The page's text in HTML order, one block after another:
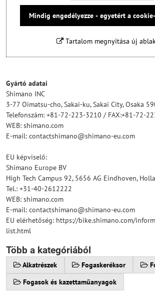
Mindig engedélyezze - egyetért a
Tartalom megnyitása új
Gyártó adatai
Shimano INC
3-77 Oimatsu-cho, Sakai-ku, Sakai City, Osaka
Telefonszám: +81-72-223-3210 / FAX:+81-72-
WEB: shimano.com
E-mail: contactshimano@shimano-eu.com
EU képviselő:
Shimano Europe BV
High Tech Campus 92, 5656 AG Eindhoven,
Tel.: +31-40-2612222
WEB: shimano.com
E-mail: contactshimano@shimano-eu.com
EU elérhetőség: https://bike.shimano.com/
list.html
Több a kategóriából
Alkatrészek Fogaskeréksor
Fogasok és kazettaműanyagok